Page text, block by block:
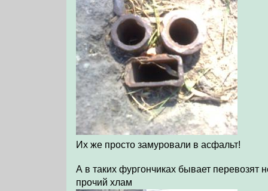
Их же просто замуровали в асфальт!
А в таких фургончиках бывает перевозят
прочий хлам